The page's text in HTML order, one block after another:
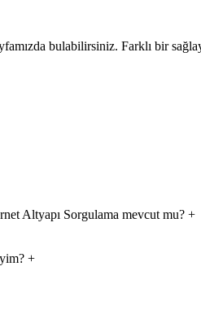
bulabilirsiniz. Farklı bir
Altyapı Sorgulama mevcut mu? +
+